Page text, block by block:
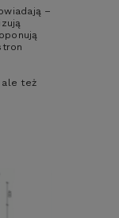
–
ale też
wciąż
i
lubiące
je Ci
wykonać